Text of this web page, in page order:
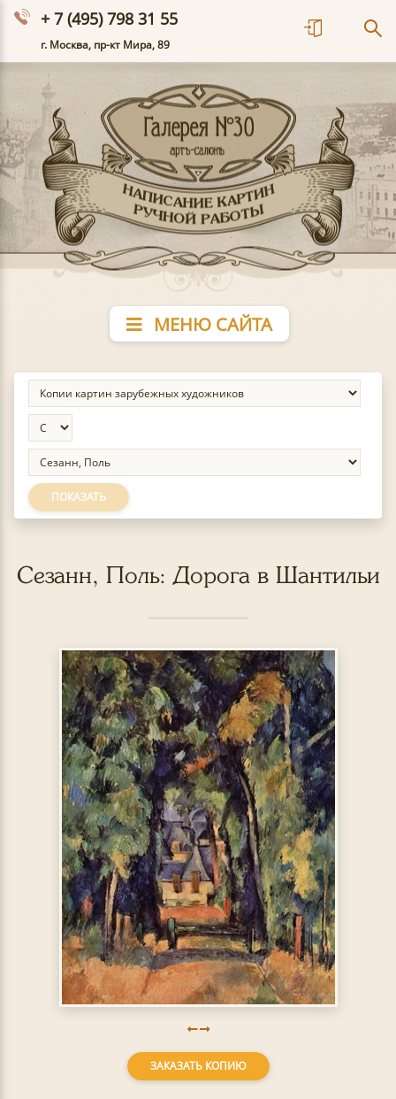
+ 7 (495) 798 31 55
г. Москва, пр-кт Мира, 89
МЕНЮ САЙТА
ПОКАЗАТЬ
Сезанн, Поль: Дорога в Шантильи
ЗАКАЗАТЬ КОПИЮ